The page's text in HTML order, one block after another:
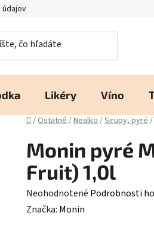
údajov
Likéry Víno
Domov
/Ostatné/Nealko/Sirupy, pyré/
Monin pyré
Fruit) 1,0l
Priemerné
hodnotenie
Neohodnotené Podrobnosti
Značka: Monin